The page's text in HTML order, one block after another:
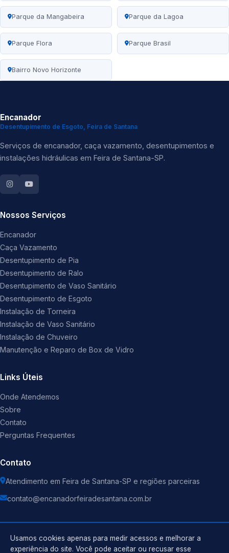
Parque da Mangabeira Parque da Lagoa
Parque Flora Parque Brasil
Bairro Novo Horizonte
Encanador
Desentupimento de Esgoto, Feira de Santana
Serviços de encanador, caça vazamento, desentupimentos e
instalações hidráulicas em Feira de Santana-SP.
Nossos Serviços
Encanador
Caça Vazamento
Desentupimento de Pia
Desentupimento de Ralo
Desentupimento de Vaso Sanitário
Desentupimento de Esgoto
Instalação de Torneira
Instalação de Vaso Sanitário
Instalação de Chuveiro
Manutenção e Reparo de Box de Vidro
Links Úteis
Onde Atendemos
Sobre
Contato
Perguntas Frequentes
Contato
Atendimento em Feira de Santana-SP e regiões parceiras
contato@encanadorfeiradesantana.com.br
Usamos cookies apenas para medir acessos e melhorar a
experiência do site. Você pode aceitar ou recusar esse